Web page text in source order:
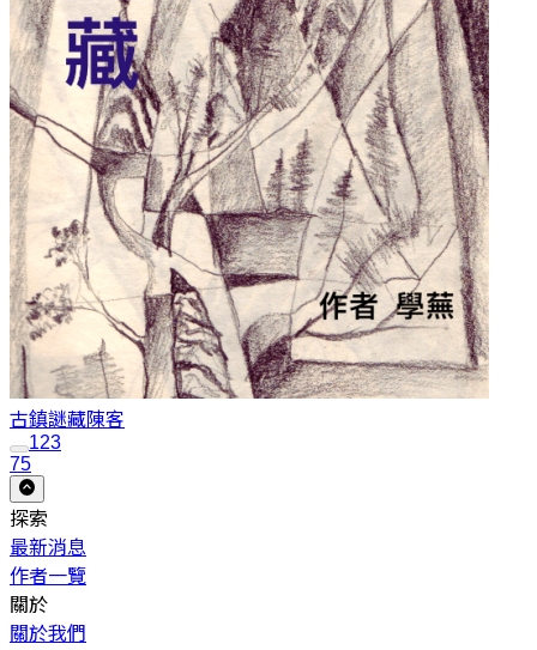
古鎮謎藏陳客
123
75
探索
最新消息
作者一覽
關於
關於我們